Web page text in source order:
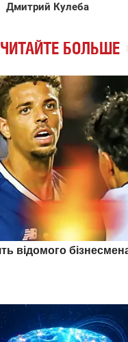
Дмитрий Кулеба
ЧИТАЙТЕ БОЛЬШЕ